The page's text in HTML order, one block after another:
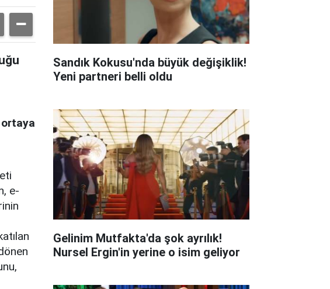
e-
Sandık Kokusu'nda büyük değişiklik!
Yeni partneri belli oldu
Gelinim Mutfakta'da şok ayrılık!
Nursel Ergin'in yerine o isim geliyor